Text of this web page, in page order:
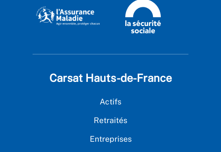
Carsat Hauts-de-France
Actifs
Retraités
Entreprises